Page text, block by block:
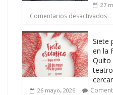
27
Comentarios desactivados
Siete
en la
Quito
26 mayo, 2026